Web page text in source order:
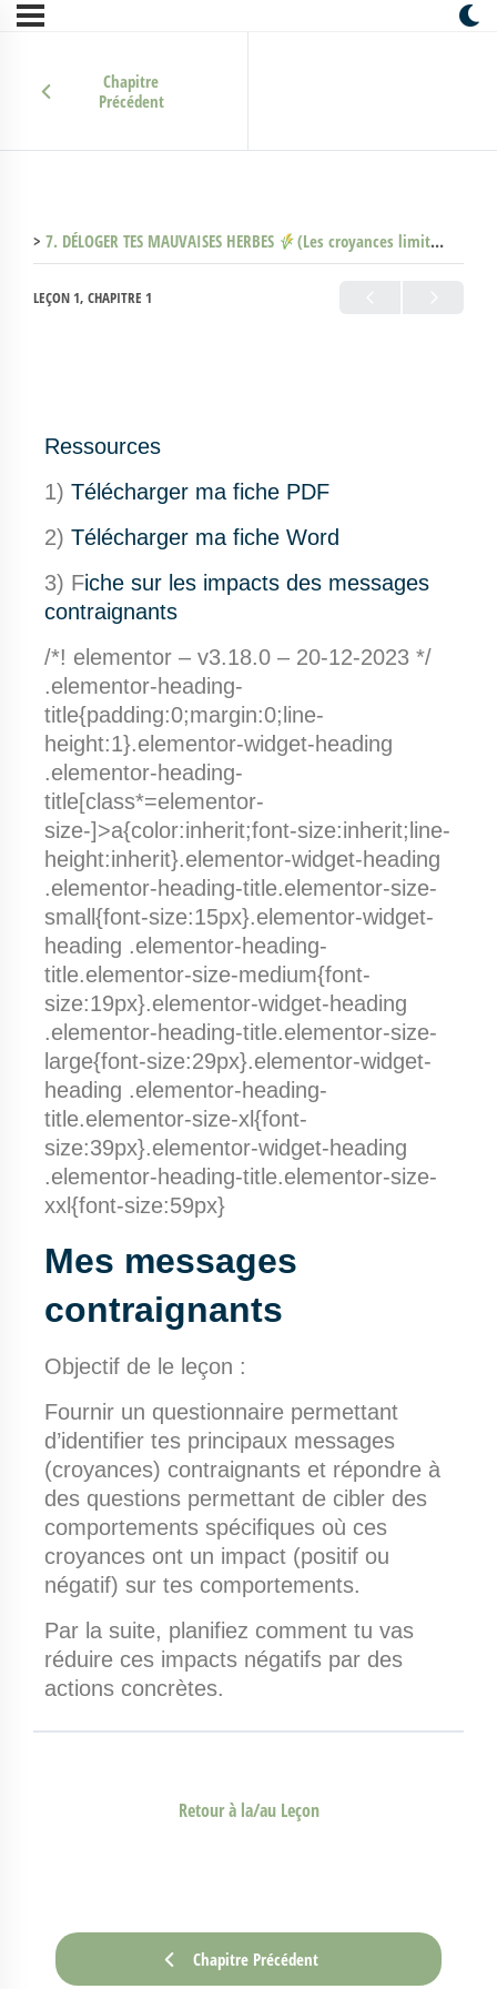
Chapitre
Précédent
7. DÉLOGER TES MAUVAISES HERBES (Les croyances limitantes)
LEÇON 1, CHAPITRE 1
Ressources
1) Télécharger ma fiche PDF
2) Télécharger ma fiche Word
3) Fiche sur les impacts des messages
contraignants
/*! elementor – v3.18.0 – 20-12-2023 */
.elementor-heading-
title{padding:0;margin:0;line-
height:1}.elementor-widget-heading
.elementor-heading-
title[class*=elementor-
size-]>a{color:inherit;font-size:inherit;line-
height:inherit}.elementor-widget-heading
.elementor-heading-title.elementor-size-
small{font-size:15px}.elementor-widget-
heading .elementor-heading-
title.elementor-size-medium{font-
size:19px}.elementor-widget-heading
.elementor-heading-title.elementor-size-
large{font-size:29px}.elementor-widget-
heading .elementor-heading-
title.elementor-size-xl{font-
size:39px}.elementor-widget-heading
.elementor-heading-title.elementor-size-
xxl{font-size:59px}
Mes messages
contraignants
Objectif de le leçon :
Fournir un questionnaire permettant
d’identifier tes principaux messages
(croyances) contraignants et répondre à
des questions permettant de cibler des
comportements spécifiques où ces
croyances ont un impact (positif ou
négatif) sur tes comportements.
Par la suite, planifiez comment tu vas
réduire ces impacts négatifs par des
actions concrètes.
Chapitre Précédent
Retour à la/au Leçon